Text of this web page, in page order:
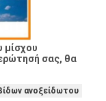
μίσχου
σας, θα
ανοξείδωτου